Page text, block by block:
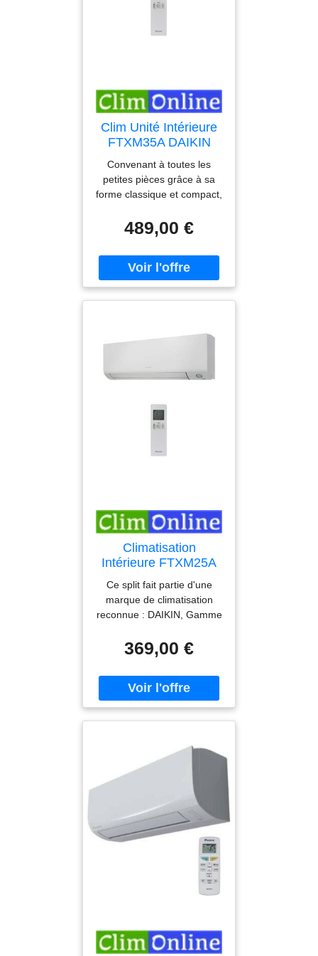
1/4-3/8 - Gaz : R32
Clim Unité Intérieure
FTXM35A DAIKIN
Convenant à toutes les
petites pièces grâce à sa
forme classique et compact,
décoration intérieure,
munissez vous de la
climatisation unité intérieure
(modèle FTXM35A Blanc), il
a un niveau sonore de 19
dB mini (). Choisir une
Gamme Bluevolution
puissance de 3,50 kW /
d'une pièce de 25 à 35 m².
- Pression acoustique mini
(dB) : 19 - Wifi : Oui
(Intégrée) - Tuyaux clim :
489,00 €
Climatisation
Intérieure FTXM25A
DAIKIN
Ce split fait partie d'une
marque de climatisation
reconnue : DAIKIN, Gamme
développant une puissance
de 2,50 kW / 2,80 kW, cet
appareil est adapté pour
une pièce de 20 à 25 m² et
avec un niveau sonore de
19 dB mini (). Cet appareil
environnement intérieur,
c'est un produit discret mais
aussi élégant, découvrez le
confort avec l'unité
intérieure climatisation
(modèle FTXM25A Blanc). -
Pression acoustique mini
(dB) : 19 - Wifi : Oui
(Intégrée) - Tuyaux clim :
1/4-3/8 - Gaz : R32
Garantie : 3 ans Pièces
369,00 €